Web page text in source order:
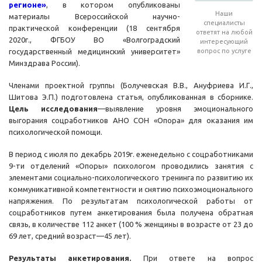
Наши
специалисты
ответят на любой
интересующий
вопрос по услуге
регионе», в котором опубликованы
материалы Всероссийской научно-
практической конференции (18 сентября
2020г., ФГБОУ ВО «Волгоградский
государственный медицинский университет»
Минздрава России).
Членами проектной группы (Болучевская В.В., Ануфриева И.Г.,
Шитова Э.П.) подготовлена статья, опубликованная в сборнике.
Цель исследования—выявление уровня эмоционального
выгорания соцработников АНО СОН «Опора» для оказания им
психологической помощи.
В период с июля по декабрь 2019г. еженедельно с соцработниками
9-ти отделений «Опоры» психологом проводились занятия с
элементами социально-психологического тренинга по развитию их
коммуникативной компетентности и снятию психоэмоционального
напряжения. По результатам психологической работы от
соцработников путем анкетирования была получена обратная
связь, в количестве 112 анкет (100 % женщины в возрасте от 23 до
69 лет, средний возраст—45 лет).
Результаты анкетирования. При ответе на вопрос